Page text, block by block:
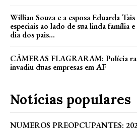
Willian Souza e a esposa Eduarda
especiais ao lado de sua linda família
dia dos pais...
CÂMERAS FLAGRARAM: Polícia
invadiu duas empresas em AF
Notícias populares
NUMEROS PREOPCUPANTES: